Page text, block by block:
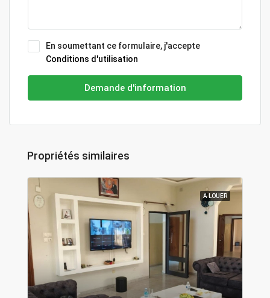
En soumettant ce formulaire, j'accepte
Conditions d'utilisation
Demande d'information
Propriétés similaires
A LOUER